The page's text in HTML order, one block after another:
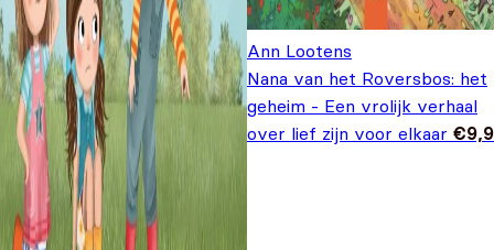
Ann Lootens
Nana van het Roversbos: het
geheim - Een vrolijk verhaal
over lief zijn voor elkaar €